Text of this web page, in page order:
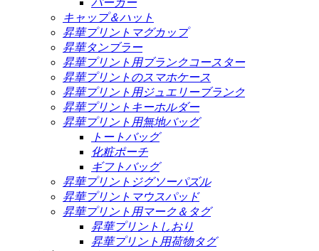
パーカー
キャップ＆ハット
昇華プリントマグカップ
昇華タンブラー
昇華プリント用ブランクコースター
昇華プリントのスマホケース
昇華プリント用ジュエリーブランク
昇華プリントキーホルダー
昇華プリント用無地バッグ
トートバッグ
化粧ポーチ
ギフトバッグ
昇華プリントジグソーパズル
昇華プリントマウスパッド
昇華プリント用マーク＆タグ
昇華プリントしおり
昇華プリント用荷物タグ